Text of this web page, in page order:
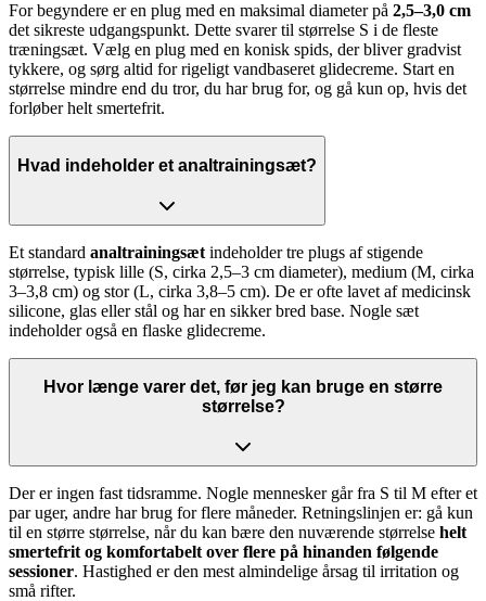
For begyndere er en plug med en maksimal diameter på 2,5–3,0 cm
det sikreste udgangspunkt. Dette svarer til størrelse S i de fleste
træningsæt. Vælg en plug med en konisk spids, der bliver gradvist
tykkere, og sørg altid for rigeligt vandbaseret glidecreme. Start en
størrelse mindre end du tror, du har brug for, og gå kun op, hvis det
forløber helt smertefrit.
Hvad indeholder et analtrainingsæt?
Et standard analtrainingsæt indeholder tre plugs af stigende
størrelse, typisk lille (S, cirka 2,5–3 cm diameter), medium (M, cirka
3–3,8 cm) og stor (L, cirka 3,8–5 cm). De er ofte lavet af medicinsk
silicone, glas eller stål og har en sikker bred base. Nogle sæt
indeholder også en flaske glidecreme.
Hvor længe varer det, før jeg kan bruge en større
størrelse?
Der er ingen fast tidsramme. Nogle mennesker går fra S til M efter et
par uger, andre har brug for flere måneder. Retningslinjen er: gå kun
til en større størrelse, når du kan bære den nuværende størrelse helt
smertefrit og komfortabelt over flere på hinanden følgende
sessioner. Hastighed er den mest almindelige årsag til irritation og
små rifter.